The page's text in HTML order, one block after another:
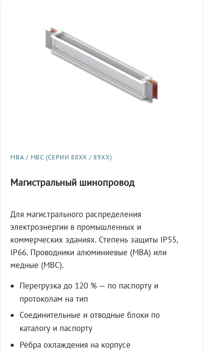
МВА / МВС (СЕРИИ 88XX / 89XX)
Магистральный шинопровод
Для магистрального распределения
электроэнергии в промышленных и
коммерческих зданиях. Степень защиты IP55,
IP66. Проводники алюминиевые (МВА) или
медные (МВС).
Перегрузка до 120 % — по паспорту и
протоколам на тип
Соединительные и отводные блоки по
каталогу и паспорту
Рёбра охлаждения на корпусе